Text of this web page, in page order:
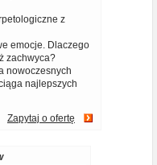
z
emocje. Dlaczego
zachwyca?
nowoczesnych
najlepszych
Zapytaj o ofertę